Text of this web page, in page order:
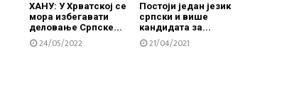
ХАНУ: У Хрватској се
мора избегавати
деловање Српске...
24/05/2022
Постоји један језик
српски и више
кандидата за...
21/04/2021